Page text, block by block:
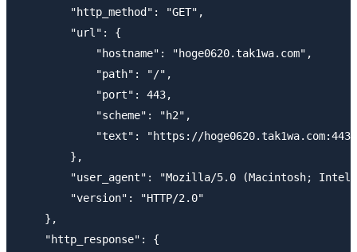
        "http_method": "GET",
        "url": {
            "hostname": "hoge0620.tak1wa.com",
            "path": "/",
            "port": 443,
            "scheme": "h2",
"text": "https://
        },
"user_agent": "Mozilla/5.0 (Macintosh;
        "version": "HTTP/2.0"
    },
    "http_response": {